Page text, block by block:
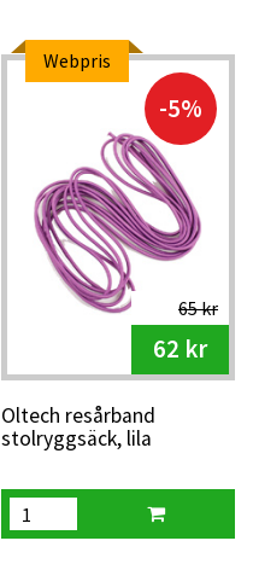
Webpris
-5%
65 kr
62 kr
Oltech resårband
stolryggsäck, lila